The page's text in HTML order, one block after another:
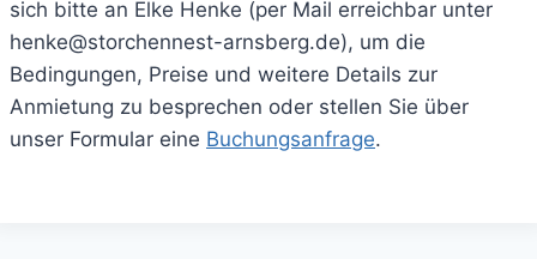
sich bitte an Elke Henke (per Mail erreichbar unter
henke@storchennest-arnsberg.de), um die
Bedingungen, Preise und weitere Details zur
Anmietung zu besprechen oder stellen Sie über
unser Formular eine Buchungsanfrage.